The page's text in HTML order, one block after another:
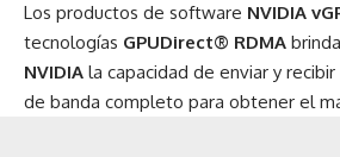
Los productos de software NVIDIA
tecnologías GPUDirect® RDMA
NVIDIA la capacidad de enviar y
de banda completo para obtener el